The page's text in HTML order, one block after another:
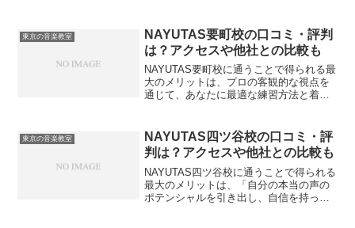
学では気づけなかった癖を修正し、着実
にステップアップできます...
東京の音楽教室
NAYUTAS要町校の口コミ・評判
は？アクセスや他社との比較も
NAYUTAS要町校に通うことで得られる最
大のメリットは、プロの客観的な視点を
通じて、あなたに最適な練習方法と着実
直接フィードバックをもらうことは成長
への最短ルートにな...
東京の音楽教室
NAYUTAS四ツ谷校の口コミ・評
判は？アクセスや他社との比較も
NAYUTAS四ツ谷校に通うことで得られる
最大のメリットは、「自分の本当の声の
ポテンシャルを引き出し、自信を持って